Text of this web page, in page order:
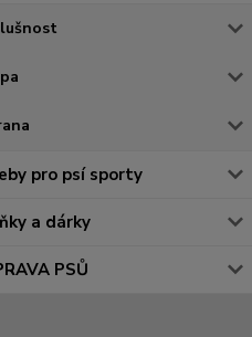
pro psí sporty
a dárky
PSŮ